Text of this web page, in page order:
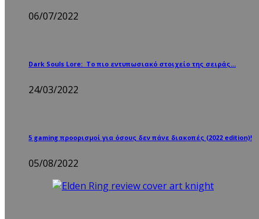
06/07/2022
Dark Souls Lore: Το πιο εντυπωσιακό στοιχείο της σειράς…
24/03/2022
5 gaming προορισμοί για όσους δεν πάνε διακοπές (2022 edition)!
05/08/2022